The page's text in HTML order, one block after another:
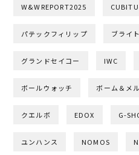
W&WREPORT2025
パテックフィリップ ブライ
グランドセイコー IWC
ボールウォッチ ボーム＆メ
クエルボ EDOX G-
ユンハンス NOMOS